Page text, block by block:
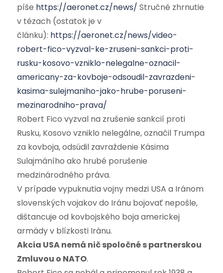
píše https://aeronet.cz/news/ Stručné zhrnutie
v tézach (ostatok je v
článku): https://aeronet.cz/news/video-
robert-fico-vyzval-ke-zruseni-sankci-proti-
rusku-kosovo-vzniklo-nelegalne-oznacil-
americany-za-kovboje-odsoudil-zavrazdeni-
kasima-sulejmaniho-jako-hrube-poruseni-
mezinarodniho-prava/
Robert Fico vyzval na zrušenie sankcií proti
Rusku, Kosovo vzniklo nelegálne, označil Trumpa
za kovboja, odsúdil zavraždenie Kásima
Sulajmáního ako hrubé porušenie
medzinárodného práva.
V prípade vypuknutia vojny medzi USA a Iránom
slovenských vojakov do Iránu bojovať nepošle,
dištancuje od kovbojského boja americkej
armády v blízkosti Iránu.
Akcia USA nemá nič spoločné s partnerskou
Zmluvou o NATO.